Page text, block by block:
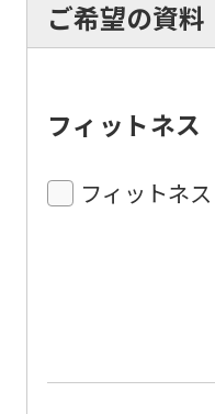
ご希望の資料
フィットネス
フィットネス